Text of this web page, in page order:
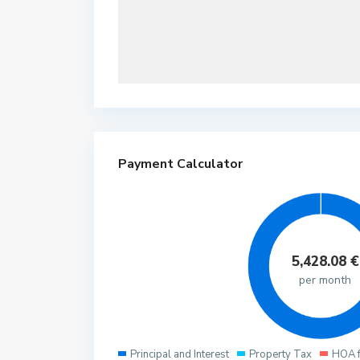
Payment Calculator
5,428.08€
per month
Principal and Interest Property Tax HOA